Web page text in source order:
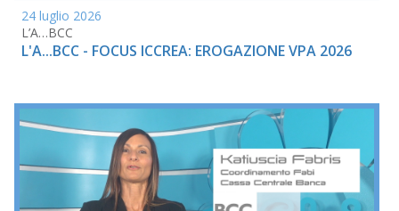
24 luglio 2026
L’A…BCC
L'A...BCC - FOCUS ICCREA: EROGAZIONE VPA 2026